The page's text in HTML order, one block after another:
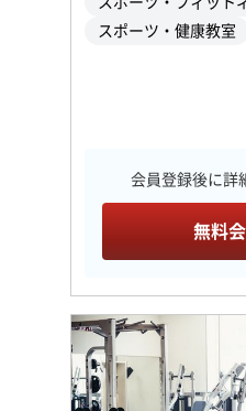
スポーツ・健康教室
会員登録後に詳
無料